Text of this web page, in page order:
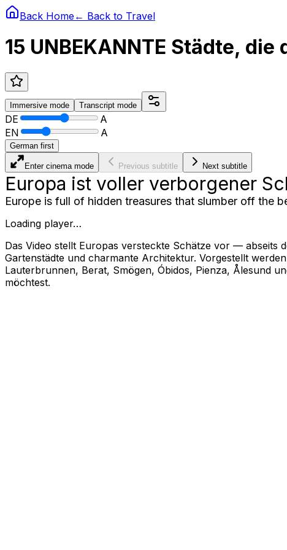
Back Home← Back to Travel
15 UNBEKANNTE Städte,
Immersive mode Transcript mode
DE
A
EN
A
German first
Enter cinema mode Previous subtitle Next subtitle
Europa ist voller verborgener
Europe is full of hidden treasures that slumber off the
Loading player…
Das Video stellt Europas versteckte Schätze vor — abseits
Gartenstädte und charmante Architektur. Vorgestellt
Lauterbrunnen, Berat, Smögen, Óbidos, Pienza, Ålesund
möchtest.